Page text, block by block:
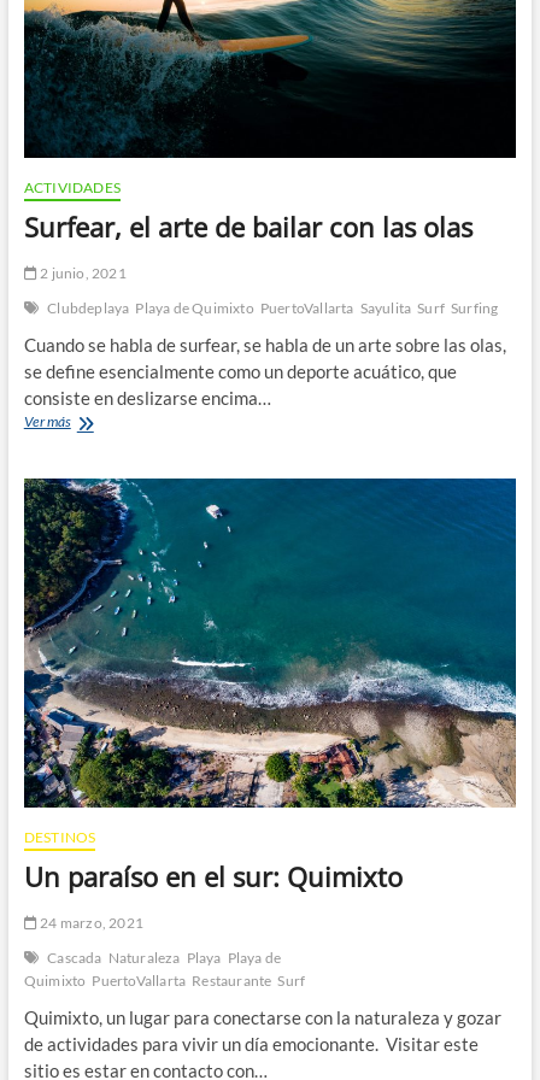
ACTIVIDADES
Surfear, el arte de bailar con las olas
2 junio, 2021
Clubdeplaya Playa de Quimixto PuertoVallarta Sayulita Surf Surfing
Cuando se habla de surfear, se habla de un arte sobre las olas,
se define esencialmente como un deporte acuático, que
consiste en deslizarse encima…
Ver másSurfear,
de
bailar
con
las
olas
DESTINOS
Un paraíso en el sur: Quimixto
24 marzo, 2021
Cascada Naturaleza Playa Playa de
Quimixto PuertoVallarta Restaurante Surf
Quimixto, un lugar para conectarse con la naturaleza y gozar
de actividades para vivir un día emocionante. Visitar este
sitio es estar en contacto con…